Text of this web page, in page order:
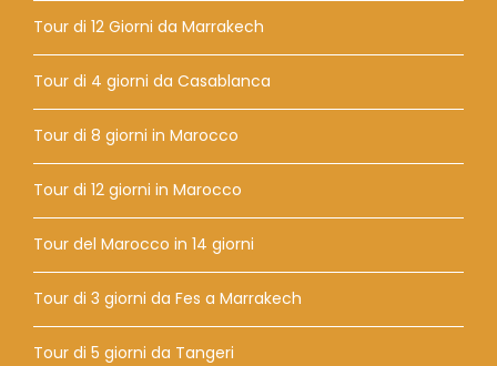
Tour di 12 Giorni da Marrakech
Tour di 4 giorni da Casablanca
Tour di 8 giorni in Marocco
Tour di 12 giorni in Marocco
Tour del Marocco in 14 giorni
Tour di 3 giorni da Fes a Marrakech
Tour di 5 giorni da Tangeri